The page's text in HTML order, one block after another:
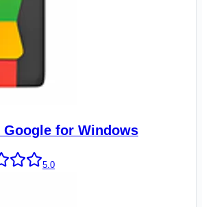
Google for Windows
5.0